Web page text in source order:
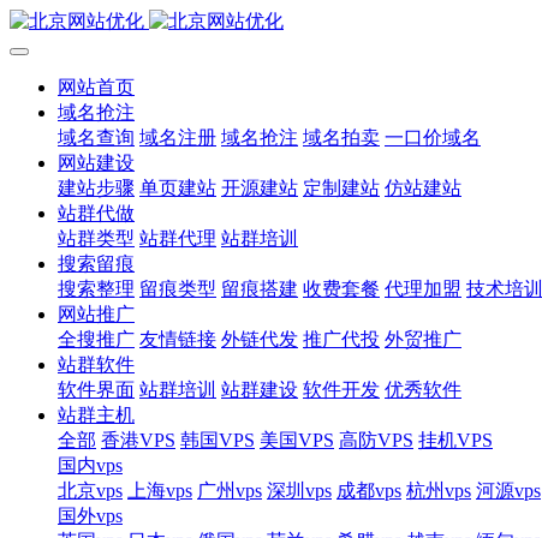
网站首页
域名抢注
域名查询 域名注册 域名抢注 域名拍卖 一口价域名
网站建设
建站步骤 单页建站 开源建站 定制建站 仿站建站
站群代做
站群类型 站群代理 站群培训
搜索留痕
搜索整理 留痕类型 留痕搭建 收费套餐 代理加盟 技术培训
网站推广
全搜推广 友情链接 外链代发 推广代投 外贸推广
站群软件
软件界面 站群培训 站群建设 软件开发 优秀软件
站群主机
全部 香港VPS 韩国VPS 美国VPS 高防VPS 挂机VPS
国内vps
北京vps
上海vps 广州vps 深圳vps 成都vps 杭州vps 河源vps
国外vps